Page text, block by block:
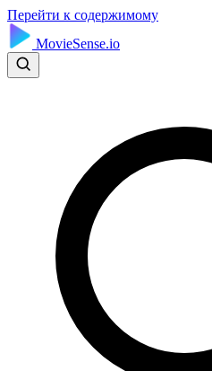
Перейти к содержимому
MovieSense.io